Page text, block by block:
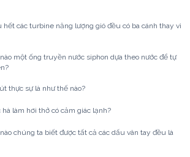
hết các turbine năng lượng gió đều có ba cánh thay vì
một ống truyền nước siphon dựa theo nước để tự
thực sự là như thế nào?
hà làm hơi thở có cảm giác lạnh?
chúng ta biết được tất cả các dấu vân tay đều là